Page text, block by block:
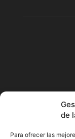
de
Para ofrecer las